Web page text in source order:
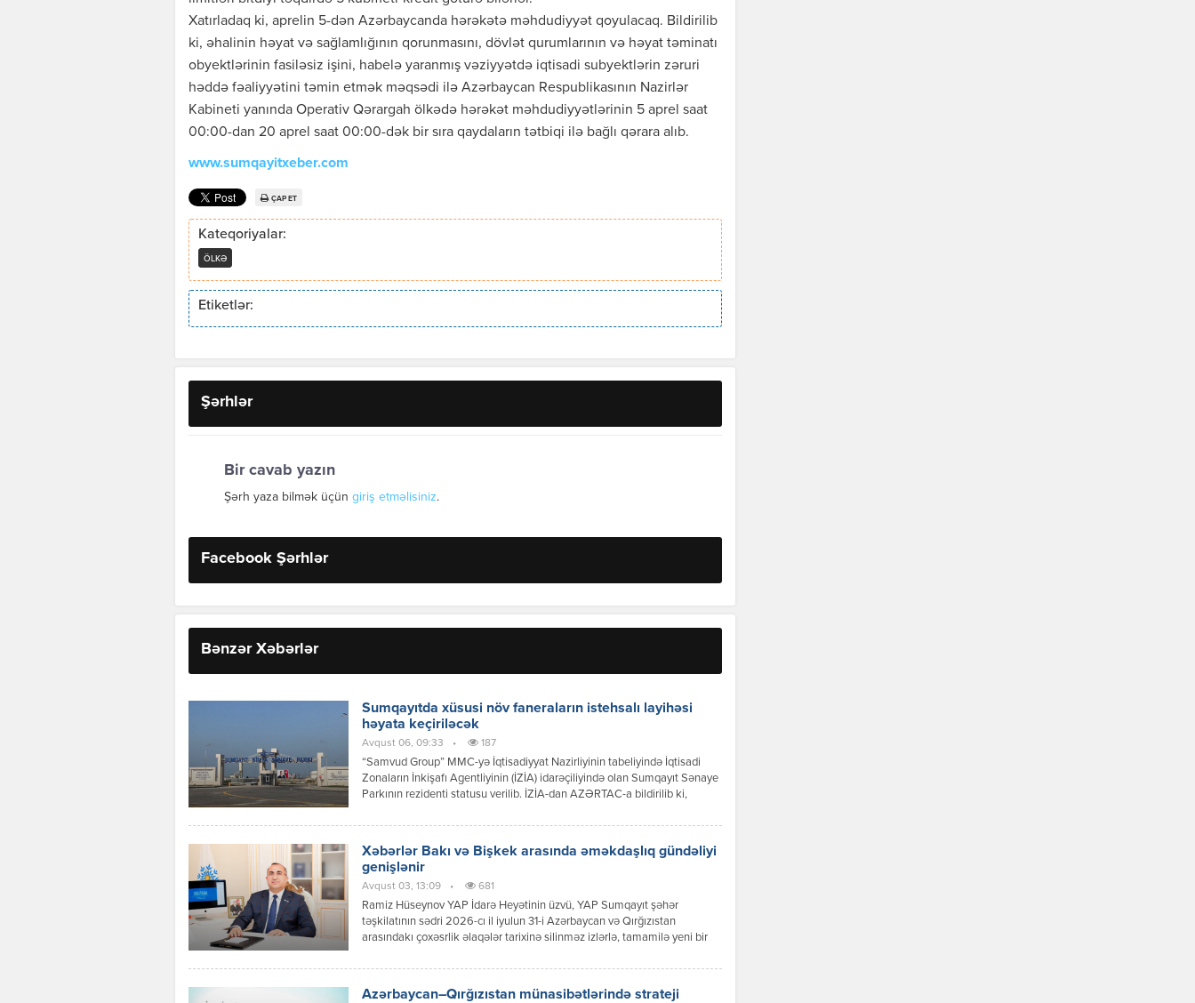
Xatırladaq ki, aprelin 5-dən Azərbaycanda hərəkətə məhdudiyyət qoyulacaq. Bildirilib
ki, əhalinin həyat və sağlamlığının qorunmasını, dövlət qurumlarının və həyat təminatı
obyektlərinin fasiləsiz işini, habelə yaranmış vəziyyətdə iqtisadi subyektlərin zəruri
həddə fəaliyyətini təmin etmək məqsədi ilə Azərbaycan Respublikasının Nazirlər
Kabineti yanında Operativ Qərargah ölkədə hərəkət məhdudiyyətlərinin 5 aprel saat
00:00-dan 20 aprel saat 00:00-dək bir sıra qaydaların tətbiqi ilə bağlı qərara alıb.
www.sumqayitxeber.com
ÇAP ET
Kateqoriyalar:
ÖLKƏ
Etiketlər:
Şərhlər
Bir cavab yazın
Şərh yaza bilmək üçün giriş etməlisiniz.
Facebook Şərhlər
Bənzər Xəbərlər
Sumqayıtda xüsusi növ faneraların istehsalı layihəsi
həyata keçiriləcək
Avqust 06, 09:33 • 187
“Samvud Group” MMC-yə İqtisadiyyat Nazirliyinin tabeliyində İqtisadi
Zonaların İnkişafı Agentliyinin (İZİA) idarəçiliyində olan Sumqayıt Sənaye
Parkının rezidenti statusu verilib. İZİA-dan AZƏRTAC-a bildirilib ki,
layihəsi çərçivəsində 100-dən çox iş yerinin yaradılması nəzərdə tutulur.
Xəbərlər Bakı və Bişkek arasında əməkdaşlıq gündəliyi
genişlənir
Avqust 03, 13:09 • 681
Ramiz Hüseynov YAP İdarə Heyətinin üzvü, YAP Sumqayıt şəhər
təşkilatının sədri 2026-cı il iyulun 31-i Azərbaycan və Qırğızıstan
arasındakı çoxəsrlik əlaqələr tarixinə silinməz izlərlə, tamamilə yeni bir
Azərbaycan Respublikasının Prezidenti İlham Əliyevin Qırğız
Azərbaycan–Qırğızıstan münasibətlərində strateji